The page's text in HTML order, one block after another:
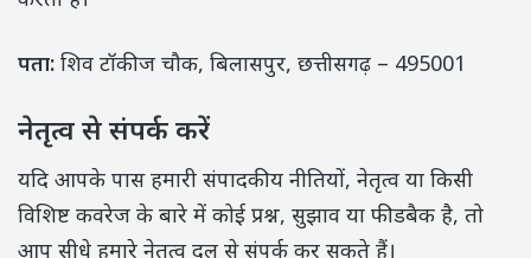
पता: शिव टॉकीज चौक, बिलासपुर, छत्तीसगढ़ – 495001
नेतृत्व से संपर्क करें
यदि आपके पास हमारी संपादकीय नीतियों, नेतृत्व या किसी
विशिष्ट कवरेज के बारे में कोई प्रश्न, सुझाव या फीडबैक है, तो
आप सीधे हमारे नेतृत्व दल से संपर्क कर सकते हैं।